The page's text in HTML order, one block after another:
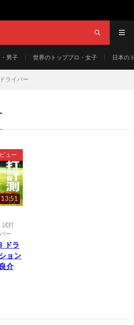
男子 世界のトッププロ・女子 日本の
ライバー
ュー
13:51
試打
ー
ドラ
ョン
介